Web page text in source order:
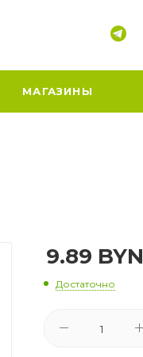
МАГАЗИНЫ
9.89 BYN
Достаточно